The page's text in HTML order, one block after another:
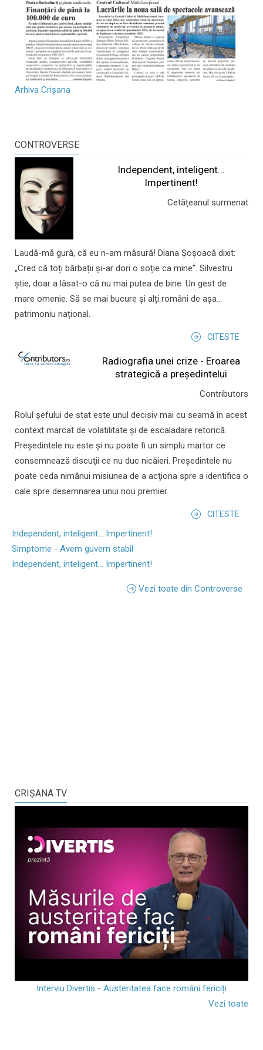
Arhiva Crișana
CONTROVERSE
Independent, inteligent...
Impertinent!
Cetățeanul surmenat
Laudă-mă gură, că eu n-am măsură! Diana Șoșoacă dixit:
„Cred că toți bărbații și-ar dori o soție ca mine”. Silvestru
știe, doar a lăsat-o că nu mai putea de bine. Un gest de
mare omenie. Să se mai bucure și alți români de așa...
patrimoniu național.
CITESTE
Radiografia unei crize - Eroarea
strategică a președintelui
Contributors
Rolul şefului de stat este unul decisiv mai cu seamă în acest
context marcat de volatilitate şi de escaladare retorică.
Preşedintele nu este şi nu poate fi un simplu martor ce
consemnează discuţii ce nu duc nicăieri. Preşedintele nu
poate ceda nimănui misiunea de a acţiona spre a identifica o
cale spre desemnarea unui nou premier.
CITESTE
Independent, inteligent... Impertinent!
Simptome - Avem guvern stabil
Independent, inteligent... Impertinent!
Vezi toate din Controverse
CRIŞANA TV
Interviu Divertis - Austeritatea face români fericiți
Vezi toate